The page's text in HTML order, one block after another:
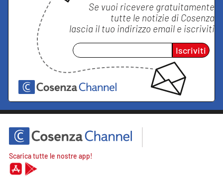
Se vuoi ricevere gratuitamente
tutte le notizie di Cosenza
lascia il tuo indirizzo email e iscriviti
Iscriviti
Scarica tutte le nostre app!